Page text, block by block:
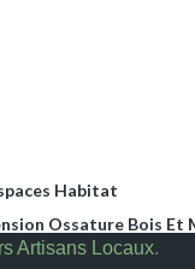
Habitat
Ossature Bois Et
Artisans Locaux.